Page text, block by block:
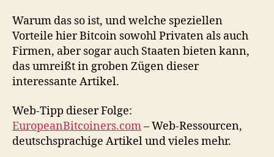
Warum das so ist, und welche speziellen
Vorteile hier Bitcoin sowohl Privaten als auch
Firmen, aber sogar auch Staaten bieten kann,
das umreißt in groben Zügen dieser
interessante Artikel.
Web-Tipp dieser Folge:
EuropeanBitcoiners.com– Web-Ressourcen,
deutschsprachige Artikel und vieles mehr.